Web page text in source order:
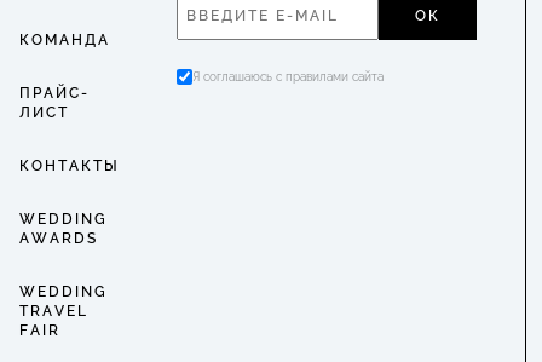
КОМАНДА
ПРАЙС-
ЛИСТ
КОНТАКТЫ
WEDDING
AWARDS
WEDDING
TRAVEL
FAIR
ОК
Я соглашаюсь с правилами сайта